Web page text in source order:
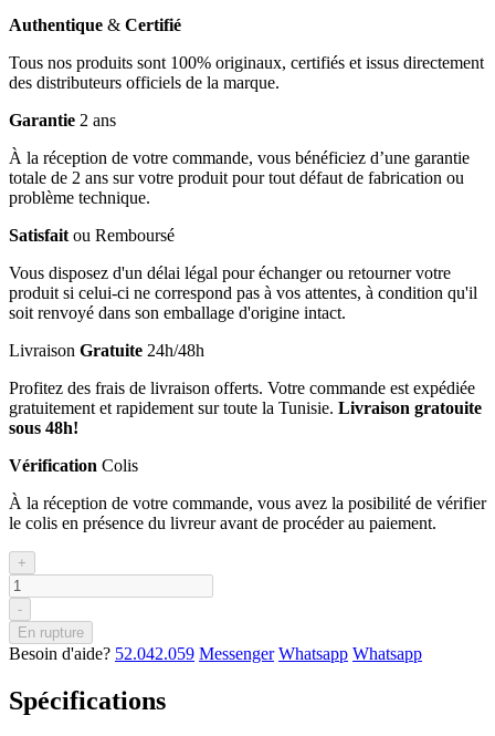
Authentique & Certifié
Tous nos produits sont 100% originaux, certifiés et issus directement
des distributeurs officiels de la marque.
Garantie 2 ans
À la réception de votre commande, vous bénéficiez d’une garantie
totale de 2 ans sur votre produit pour tout défaut de fabrication ou
problème technique.
Satisfait ou Remboursé
Vous disposez d'un délai légal pour échanger ou retourner votre
produit si celui-ci ne correspond pas à vos attentes, à condition qu'il
soit renvoyé dans son emballage d'origine intact.
Livraison Gratuite 24h/48h
Profitez des frais de livraison offerts. Votre commande est expédiée
gratuitement et rapidement sur toute la Tunisie. Livraison gratouite
sous 48h!
Vérification Colis
À la réception de votre commande, vous avez la posibilité de vérifier
le colis en présence du livreur avant de procéder au paiement.
+
-
En rupture
Besoin d'aide? 52.042.059 Messenger Whatsapp Whatsapp
Spécifications